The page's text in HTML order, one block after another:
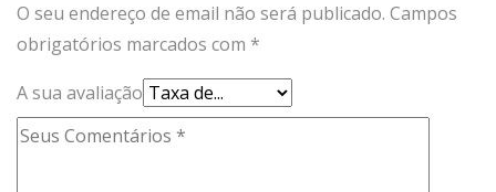
O seu endereço de email não será publicado. Campos
obrigatórios marcados com *
A sua avaliação